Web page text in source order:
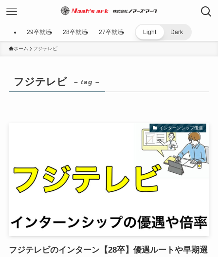
29卒就活 28卒就活 27卒就活 Light Dark
ホーム フジテレビ
フジテレビ – tag –
インターンシップ優遇
フジテレビのインターン【28卒】優遇ルートや早期選